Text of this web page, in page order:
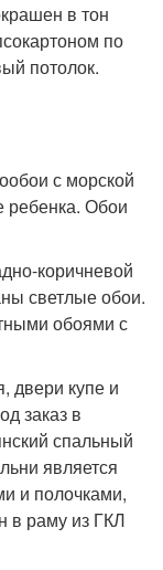
в тон
по
потолок.
с морской
ребенка. Обои
коричневой
светлые обои.
обоями с
двери купе и
заказ в
спальный
является
и полочками,
в раму из ГКЛ